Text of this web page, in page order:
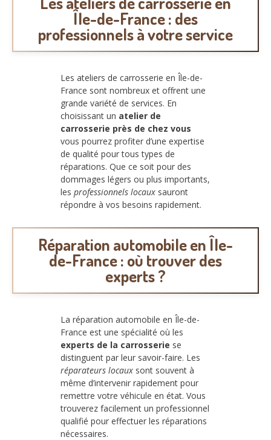
Île-de-France : des
professionnels à votre service
Les ateliers de carrosserie en Île-de-
France sont nombreux et offrent une
grande variété de services. En
choisissant un atelier de
carrosserie près de chez vous
vous pourrez profiter d’une expertise
de qualité pour tous types de
réparations. Que ce soit pour des
dommages légers ou plus importants,
les professionnels locaux sauront
répondre à vos besoins rapidement.
Réparation automobile en Île-
de-France : où trouver des
experts ?
La réparation automobile en Île-de-
France est une spécialité où les
experts de la carrosserie se
distinguent par leur savoir-faire. Les
réparateurs locaux sont souvent à
même d’intervenir rapidement pour
remettre votre véhicule en état. Vous
trouverez facilement un professionnel
qualifié pour effectuer les réparations
nécessaires.